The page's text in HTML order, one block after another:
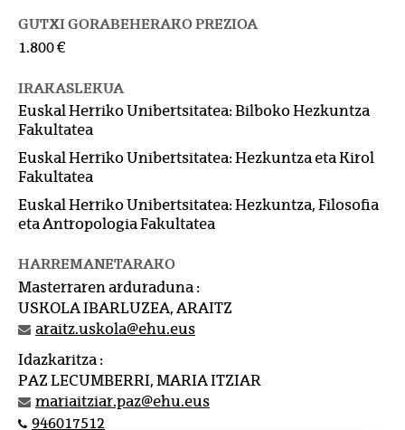
GUTXI GORABEHERAKO PREZIOA
1.800 €
IRAKASLEKUA
Euskal Herriko Unibertsitatea: Bilboko Hezkuntza
Fakultatea
Euskal Herriko Unibertsitatea: Hezkuntza eta Kirol
Fakultatea
Euskal Herriko Unibertsitatea: Hezkuntza, Filosofia
eta Antropologia Fakultatea
HARREMANETARAKO
Masterraren arduraduna :
USKOLA IBARLUZEA, ARAITZ
araitz.uskola@ehu.eus
Idazkaritza :
PAZ LECUMBERRI, MARIA ITZIAR
mariaitziar.paz@ehu.eus
946017512